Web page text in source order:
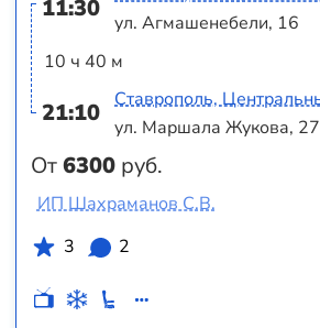
11:30
10 ч 40 м
21:10
От6300 руб.
ул. Агмашенебели, 16
Ставрополь,
ул. Маршала Жукова, 27
ИП Шахраманов С.В.
3
2